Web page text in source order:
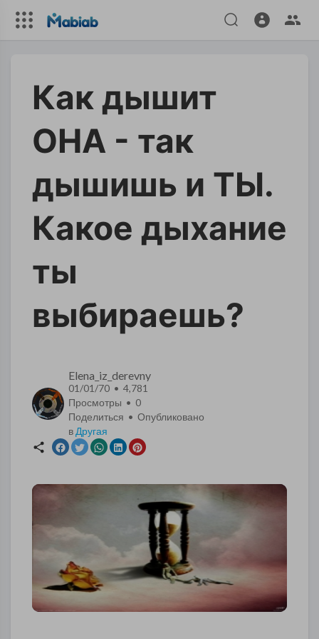
Как дышит
ОНА - так
дышишь и ТЫ.
Какое дыхание
ты
выбираешь?
Elena_iz_derevny
01/01/70 • 4,781
Просмотры • 0
Поделиться • Опубликовано
в Другая